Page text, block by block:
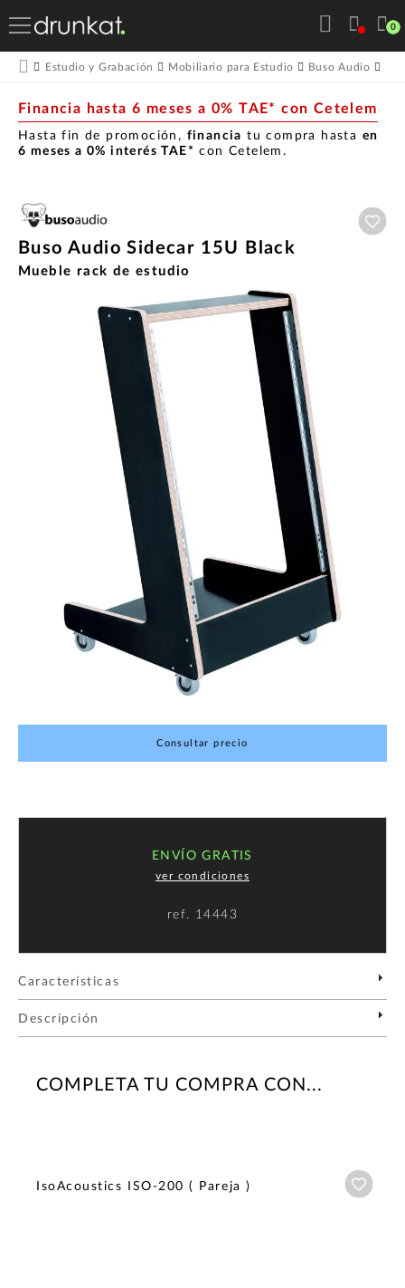
0
Estudio y Grabación Mobiliario para Estudio Buso Audio
Financia hasta 6 meses a 0% TAE* con Cetelem
Hasta fin de promoción, financia tu compra hasta en
6 meses a 0% interés TAE* con Cetelem.
Buso Audio Sidecar 15U Black
Mueble rack de estudio
Consultar precio
ENVÍO GRATIS
ver condiciones
ref. 14443
Características
Descripción
COMPLETA TU COMPRA CON...
IsoAcoustics ISO-200 ( Pareja )